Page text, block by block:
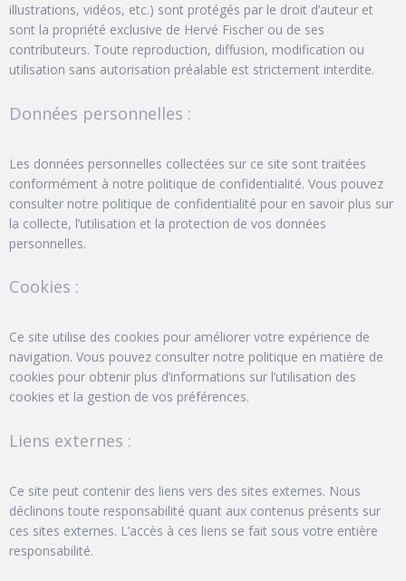
illustrations, vidéos, etc.) sont protégés par le droit d’auteur et
sont la propriété exclusive de Hervé Fischer ou de ses
contributeurs. Toute reproduction, diffusion, modification ou
utilisation sans autorisation préalable est strictement interdite.
Données personnelles :
Les données personnelles collectées sur ce site sont traitées
conformément à notre politique de confidentialité. Vous pouvez
consulter notre politique de confidentialité pour en savoir plus sur
la collecte, l’utilisation et la protection de vos données
personnelles.
Cookies :
Ce site utilise des cookies pour améliorer votre expérience de
navigation. Vous pouvez consulter notre politique en matière de
cookies pour obtenir plus d’informations sur l’utilisation des
cookies et la gestion de vos préférences.
Liens externes :
Ce site peut contenir des liens vers des sites externes. Nous
déclinons toute responsabilité quant aux contenus présents sur
ces sites externes. L’accès à ces liens se fait sous votre entière
responsabilité.